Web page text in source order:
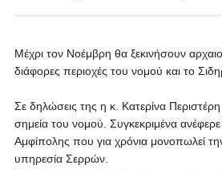
Μέχρι τον Νοέμβρη θα ξεκινήσουν
διάφορες περιοχές του νομού και το
Σε δηλώσεις της η κ. Κατερίνα
σημεία του νομού. Συγκεκριμένα
Αμφίπολης που για χρόνια μονοπωλεί
υπηρεσία Σερρών.